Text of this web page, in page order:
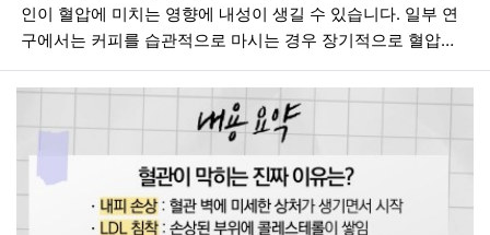
인이 혈압에 미치는 영향에 내성이 생길 수 있습니다. 일부 연
구에서는 커피를 습관적으로 마시는 경우 장기적으로 혈압…